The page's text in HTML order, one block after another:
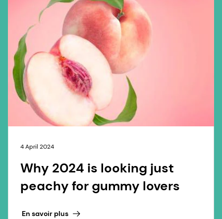
4 April 2024
Why 2024 is looking just
peachy for gummy lovers
En savoir plus